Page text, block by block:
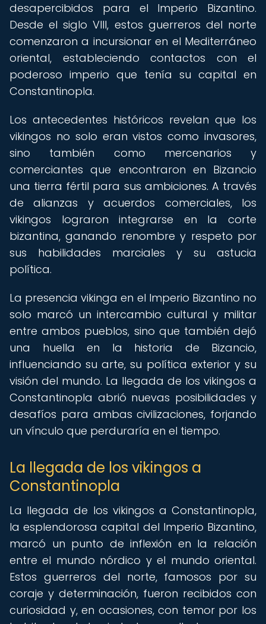
desapercibidos para el Imperio Bizantino.
Desde el siglo VIII, estos guerreros del norte
comenzaron a incursionar en el Mediterráneo
oriental, estableciendo contactos con el
poderoso imperio que tenía su capital en
Constantinopla.
Los antecedentes históricos revelan que los
vikingos no solo eran vistos como invasores,
sino también como mercenarios y
comerciantes que encontraron en Bizancio
una tierra fértil para sus ambiciones. A través
de alianzas y acuerdos comerciales, los
vikingos lograron integrarse en la corte
bizantina, ganando renombre y respeto por
sus habilidades marciales y su astucia
política.
La presencia vikinga en el Imperio Bizantino no
solo marcó un intercambio cultural y militar
entre ambos pueblos, sino que también dejó
una huella en la historia de Bizancio,
influenciando su arte, su política exterior y su
visión del mundo. La llegada de los vikingos a
Constantinopla abrió nuevas posibilidades y
desafíos para ambas civilizaciones, forjando
un vínculo que perduraría en el tiempo.
La llegada de los vikingos a
Constantinopla
La llegada de los vikingos a Constantinopla,
la esplendorosa capital del Imperio Bizantino,
marcó un punto de inflexión en la relación
entre el mundo nórdico y el mundo oriental.
Estos guerreros del norte, famosos por su
coraje y determinación, fueron recibidos con
curiosidad y, en ocasiones, con temor por los